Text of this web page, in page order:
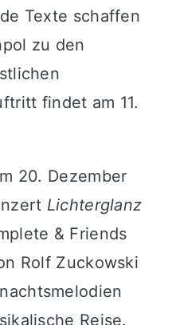
Texte schaffen
zu den
findet am 11.
20. Dezember
Lichterglanz
& Friends
Rolf Zuckowski
Reise.